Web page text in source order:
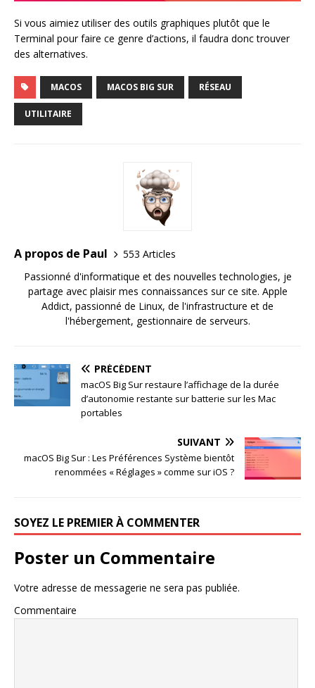
Si vous aimiez utiliser des outils graphiques plutôt que le
Terminal pour faire ce genre d’actions, il faudra donc trouver
des alternatives.
MACOS MACOS BIG SUR RÉSEAU
UTILITAIRE
A propos de Paul
553 Articles
Passionné d'informatique et des nouvelles technologies, je
partage avec plaisir mes connaissances sur ce site. Apple
Addict, passionné de Linux, de l'infrastructure et de
l'hébergement, gestionnaire de serveurs.
PRÉCÉDENT
macOS Big Sur restaure l’affichage de la durée
d’autonomie restante sur batterie sur les Mac
portables
SUIVANT
macOS Big Sur : Les Préférences Système bientôt
renommées « Réglages » comme sur iOS ?
SOYEZ LE PREMIER À COMMENTER
Poster un Commentaire
Votre adresse de messagerie ne sera pas publiée.
Commentaire